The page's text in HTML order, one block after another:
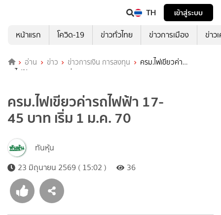
TH
เข้าสู่ระบบ
หน้าแรก
โควิด-19 ข่าวทั่วไทย ข่าวการเมือง ข่าว
อ่าน ข่าว ข่าวการเงิน การลงทุน
ครม.ไฟเขียวค่า
รถไฟฟ้า 17-45 บาท เริ่ม 1 ม.ค. 70
ครม.ไฟเขียวค่ารถไฟฟ้า 17-
45 บาท เริ่ม 1 ม.ค. 70
ทันหุ้น
23 มิถุนายน 2569 ( 15:02 )
36